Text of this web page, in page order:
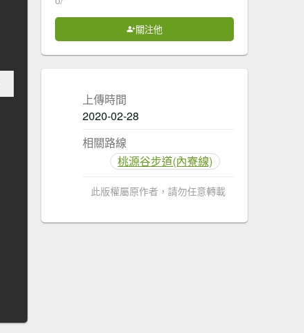
關注他
上傳時間
2020-02-28
相關路線
桃源谷步道(內寮線)
此版權屬原作者，請勿任意轉載